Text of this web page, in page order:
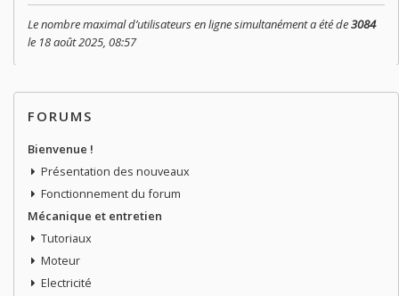
Le nombre maximal d’utilisateurs en ligne simultanément a été de3084
le 18 août 2025, 08:57
FORUMS
Bienvenue !
Présentation des nouveaux
Fonctionnement du forum
Mécanique et entretien
Tutoriaux
Moteur
Electricité